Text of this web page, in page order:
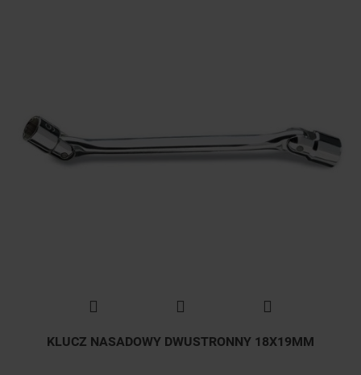
KLUCZ NASADOWY DWUSTRONNY 18X19MM